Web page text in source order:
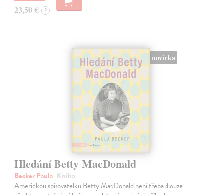
23,50 € ?
novinka
Hledání Betty MacDonald
Becker Paula| Kniha
Americkou spisovatelku Betty MacDonald není třeba dlouze